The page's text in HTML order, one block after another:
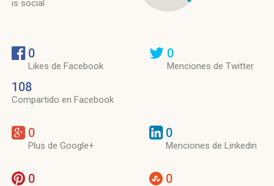
is social
0
Likes de Facebook
108
Compartido en Facebook
0
Menciones de Twitter
0
Plus de Google+
0
Menciones de Linkedin
0 0